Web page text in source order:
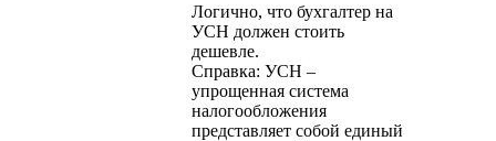
Логично, что бухгалтер на
УСН должен стоить
дешевле.
Справка: УСН –
упрощенная система
налогообложения
представляет собой единый